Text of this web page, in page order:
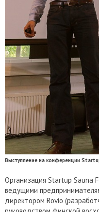
Выступление на конференции
Организация Startup Sauna
ведущими
директором Rovio